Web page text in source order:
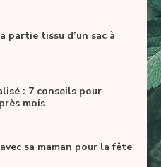
partie tissu d’un sac à
: 7 conseils pour
mois
sa maman pour la fête